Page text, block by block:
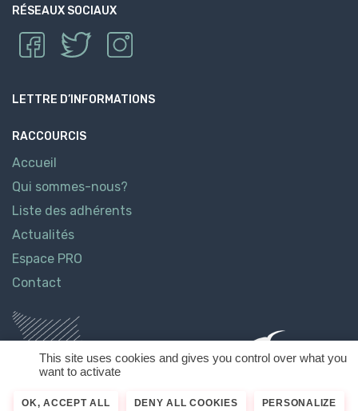
RÉSEAUX SOCIAUX
LETTRE D’INFORMATIONS
RACCOURCIS
Accueil
Qui sommes-nous?
Liste des adhérents
Actualités
Espace PRO
Contact
This site uses cookies and gives you control over what you
want to activate
OK, ACCEPT ALL DENY ALL COOKIES PERSONALIZE